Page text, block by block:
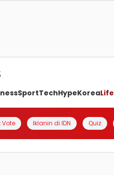
SportTechHypeKoreaLife
Vote Iklanin di IDN Quiz